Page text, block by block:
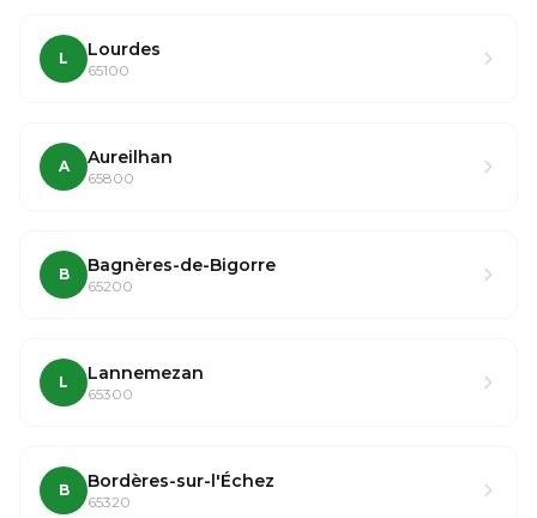
L Lourdes
65100
A Aureilhan
65800
B Bagnères-de-Bigorre
65200
L Lannemezan
65300
B Bordères-sur-l'Échez
65320